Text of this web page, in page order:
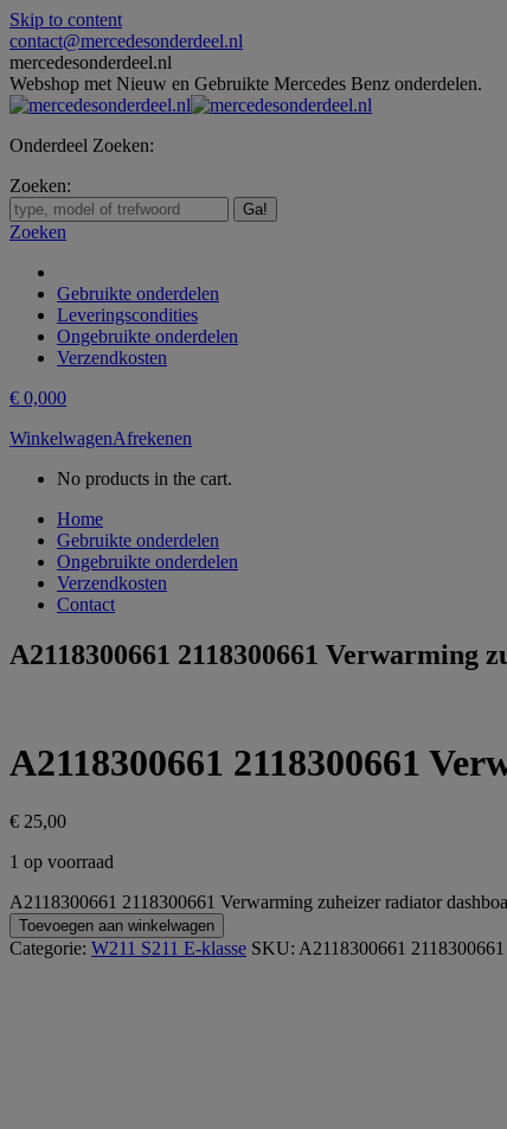
Skip to content
contact@mercedesonderdeel.nl
mercedesonderdeel.nl
Webshop met Nieuw en Gebruikte Mercedes Benz onderdelen.
Onderdeel Zoeken:
Zoeken:
Zoeken
Gebruikte onderdelen
Leveringscondities
Ongebruikte onderdelen
Verzendkosten
€ 0,000
WinkelwagenAfrekenen
No products in the cart.
Home
Gebruikte onderdelen
Ongebruikte onderdelen
Verzendkosten
Contact
A2118300661 2118300661 Verwarming
A2118300661 2118300661
€ 25,00
1 op voorraad
A2118300661 2118300661 Verwarming zuheizer radiator
Toevoegen aan winkelwagen
Categorie: W211 S211 E-klasse SKU: A2118300661 2118300661